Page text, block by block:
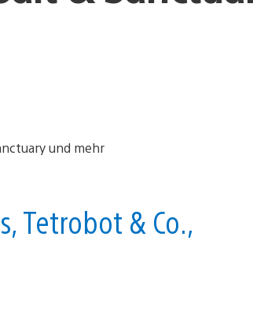
Tetrobot & Co.,